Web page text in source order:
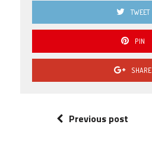
TWEET
PIN
SHARE
Previous post